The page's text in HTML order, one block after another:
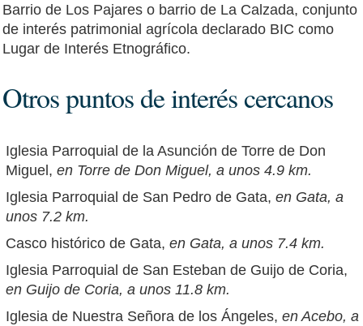
Barrio de Los Pajares o barrio de La Calzada, conjunto
de interés patrimonial agrícola declarado BIC como
Lugar de Interés Etnográfico.
Otros puntos de interés cercanos
Iglesia Parroquial de la Asunción de Torre de Don
Miguel, en Torre de Don Miguel, a unos 4.9 km.
Iglesia Parroquial de San Pedro de Gata, en Gata, a
unos 7.2 km.
Casco histórico de Gata, en Gata, a unos 7.4 km.
Iglesia Parroquial de San Esteban de Guijo de Coria,
en Guijo de Coria, a unos 11.8 km.
Iglesia de Nuestra Señora de los Ángeles, en Acebo, a